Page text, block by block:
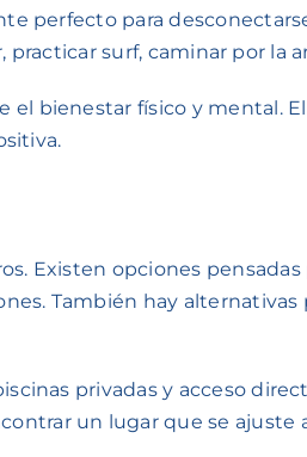
perfecto para
surf, caminar por la
bienestar físico y mental.
Existen opciones
También hay
privadas y acceso
un lugar que se ajuste